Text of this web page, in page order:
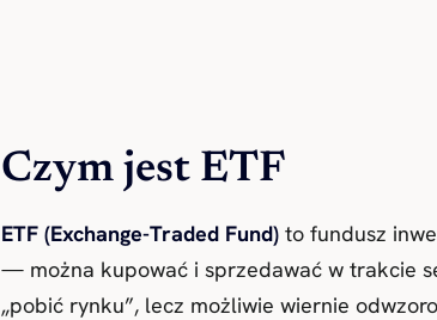
Czym jest ETF
ETF (Exchange-Traded Fund) to fundusz
— można kupować i sprzedawać w trakcie
„pobić rynku”, lecz możliwie wiernie